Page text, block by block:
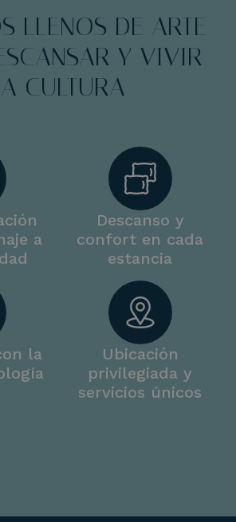
LLENOS DE ARTE
Y VIVIR
CULTURA
a
Descanso y
confort en cada
estancia
la
Ubicación
privilegiada y
servicios únicos